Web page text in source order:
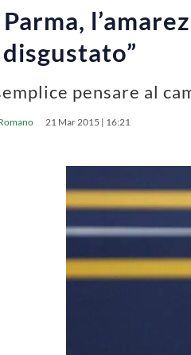
Parma,
pensare al
21 Mar 2015 | 16:21